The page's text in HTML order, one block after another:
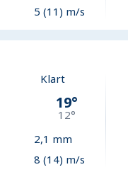
5 (11) m/s
Klart
19°
12°
2,1 mm
8 (14) m/s